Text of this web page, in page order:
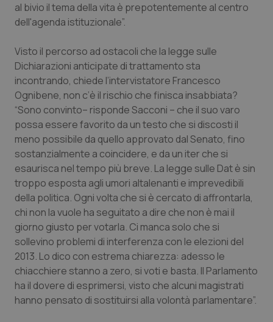
Lombardia
Marche
Molise
Piemonte
Provincia Autonoma di Bolzano
Provincia Autonoma di Trento
Puglia
Sardegna
Sicilia
Toscana
Dolore
Donna & Salute
Epatiti
HIV
Infezioni & Febbre
Ipertensione & Scompenso
Malattie rare
Malattia di Crohn & Rettocolite Ulcerosa
Neuroscienze & patologie neurodegenerative
Obesità
al bivio il tema della vita è prepotentemente al centro
dell'agenda istituzionale”.
Visto il percorso ad ostacoli che la legge sulle
Dichiarazioni anticipate di trattamento sta
incontrando, chiede l’intervistatore Francesco
Ognibene, non c’è il rischio che finisca insabbiata?
“Sono convinto– risponde Sacconi – che il suo varo
possa essere favorito da un testo che si discosti il
meno possibile da quello approvato dal Senato, fino
sostanzialmente a coincidere, e da un iter che si
esaurisca nel tempo più breve. La legge sulle Dat è sin
troppo esposta agli umori altalenanti e imprevedibili
della politica. Ogni volta che si è cercato di affrontarla,
chi non la vuole ha seguitato a dire che non è mai il
giorno giusto per votarla. Ci manca solo che si
sollevino problemi di interferenza con le elezioni del
2013. Lo dico con estrema chiarezza: adesso le
chiacchiere stanno a zero, si voti e basta. Il Parlamento
ha il dovere di esprimersi, visto che alcuni magistrati
hanno pensato di sostituirsi alla volontà parlamentare”.